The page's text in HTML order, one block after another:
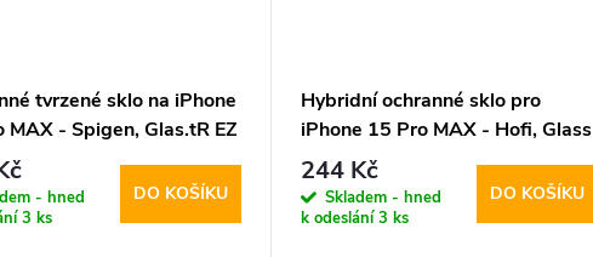
tvrzené sklo na iPhone
MAX - Spigen, Glas.tR EZ
s aplikátorem)
- hned
3 ks
DO KOŠÍKU
Hybridní ochranné sklo pro
iPhone 15 Pro MAX - Hofi, Glass
Pro+
244 Kč
Skladem - hned
k odeslání3 ks
DO KOŠÍKU